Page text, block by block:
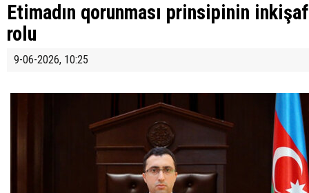
Etimadın qorunması prinsipinin
rolu
9-06-2026, 10:25